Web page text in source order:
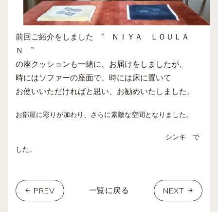
前回ご紹介をしました ” ＮＩＹＡ ＬＯＵＬＡ
Ｎ ”
の座クッションも一緒に、お届けをしましたが、
時にはソファーの座面で、時には床に置いて
お使いいただければと思い、お勧めいたしました。
お部屋に彩りが加わり、さらに素敵な空間となりました。
シンキ で
した。
PREV 一覧に戻る NEXT